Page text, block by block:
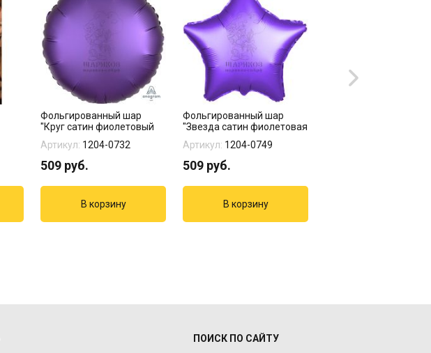
Фольгированный шар
"Круг сатин фиолетовый
Артикул: 1204-0732
509 руб.
Фольгированный шар
"Звезда сатин фиолетовая
Артикул: 1204-0749
509 руб.
ПОИСК ПО САЙТУ